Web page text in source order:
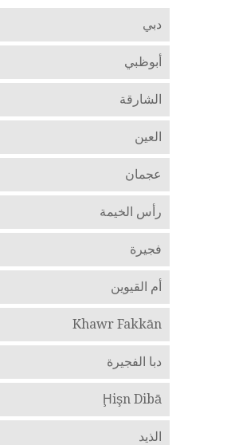
دبي
أبوظبي
الشارقة
العين
عجمان
رأس الخيمة
فجيرة
أم القيوين
Khawr Fakkān
دبا الفجيرة
Ḩişn Dibā
الذيد